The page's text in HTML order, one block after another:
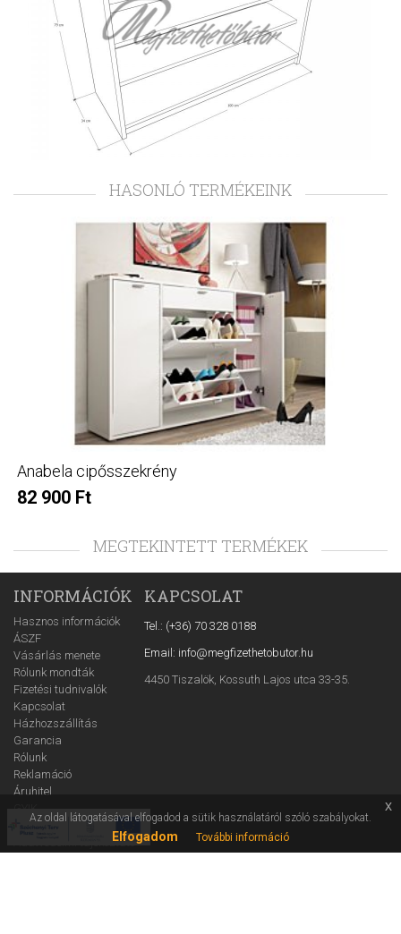
HASONLÓ TERMÉKEINK
Anabela cipősszekrény
82 900 Ft
MEGTEKINTETT TERMÉKEK
Az oldal látogatásával elfogadod a sütik használatáról szóló szabályokat.
Elfogadom További információ
x
INFORMÁCIÓK
Hasznos információk
ÁSZF
Vásárlás menete
Rólunk mondták
Fizetési tudnivalók
Kapcsolat
Házhozszállítás
Garancia
Rólunk
Reklamáció
Áruhitel
Cofidis tájékoztató
Adatvédelmi tájékoztató
KAPCSOLAT
Tel.: (+36) 70 328 0188
Email: info@megfizethetobutor.hu
4450 Tiszalök, Kossuth Lajos utca 33-35.